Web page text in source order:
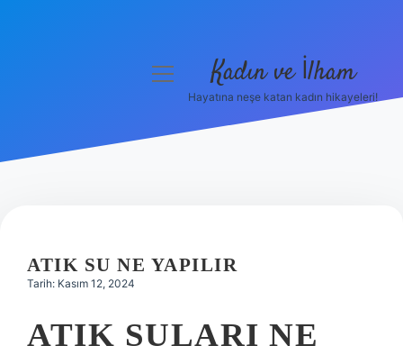
Hakkımızda
menüyü
Kadın ve İlham
Hayatına neşe katan kadın hikayeleri!
ATIK SU NE YAPILIR
Tarih: Kasım 12, 2024
ATIK SULARI NE